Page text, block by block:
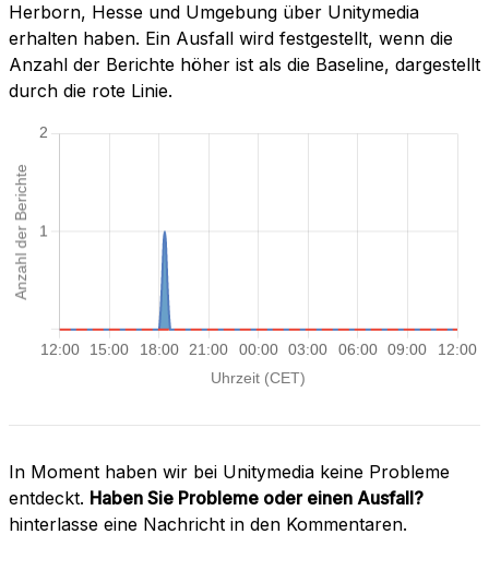
Herborn, Hesse und Umgebung über Unitymedia
erhalten haben. Ein Ausfall wird festgestellt, wenn die
Anzahl der Berichte höher ist als die Baseline, dargestellt
durch die rote Linie.
In Moment haben wir bei Unitymedia keine Probleme
entdeckt. Haben Sie Probleme oder einen Ausfall?
hinterlasse eine Nachricht in den Kommentaren.